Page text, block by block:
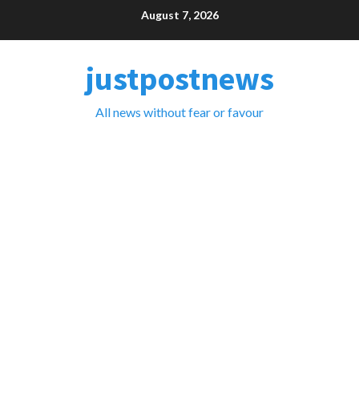
August 7, 2026
justpostnews
All news without fear or favour